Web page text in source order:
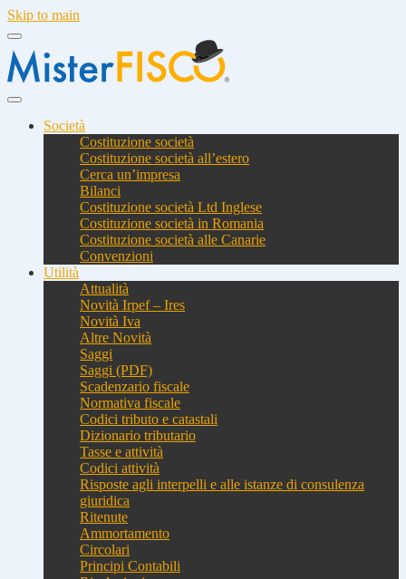
Skip to main
Società
Costituzione società
Costituzione società all’estero
Cerca un’impresa
Bilanci
Costituzione società Ltd Inglese
Costituzione società in Romania
Costituzione società alle Canarie
Convenzioni
Utilità
Attualità
Novità Irpef – Ires
Novità Iva
Altre Novità
Saggi
Saggi (PDF)
Scadenzario fiscale
Normativa fiscale
Codici tributo e catastali
Dizionario tributario
Tasse e attività
Codici attività
Risposte agli interpelli e alle istanze di consulenza
giuridica
Ritenute
Ammortamento
Circolari
Principi Contabili